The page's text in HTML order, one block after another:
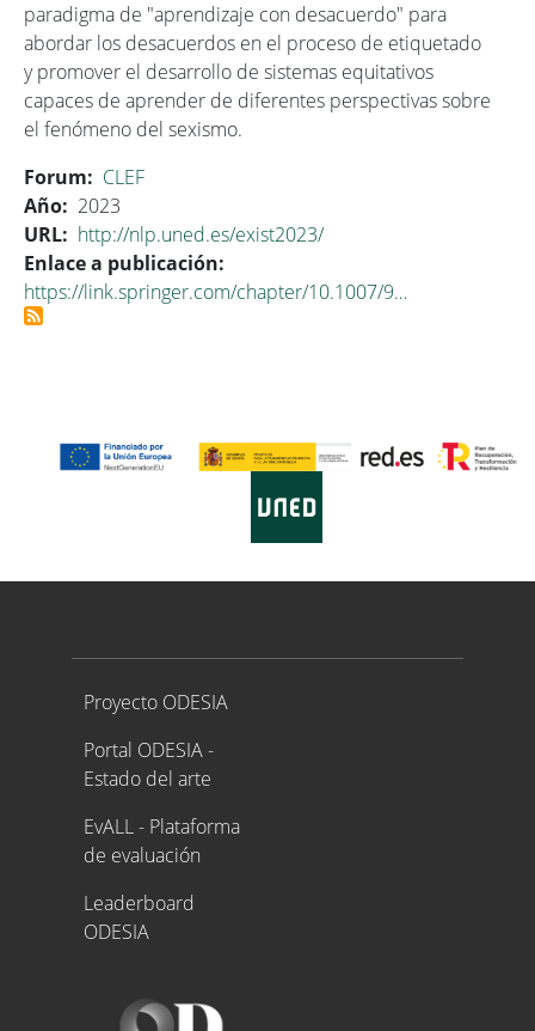
paradigma de "aprendizaje con desacuerdo" para
abordar los desacuerdos en el proceso de etiquetado
y promover el desarrollo de sistemas equitativos
capaces de aprender de diferentes perspectivas sobre
el fenómeno del sexismo.
Forum
CLEF
Año
2023
URL
http://nlp.uned.es/exist2023/
Enlace a publicación
https://link.springer.com/chapter/10.1007/9…
Proyecto ODESIA
Proyecto ODESIA
Portal ODESIA -
Estado del arte
EvALL - Plataforma
de evaluación
Leaderboard
ODESIA